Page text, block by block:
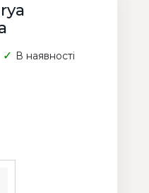
В наявності